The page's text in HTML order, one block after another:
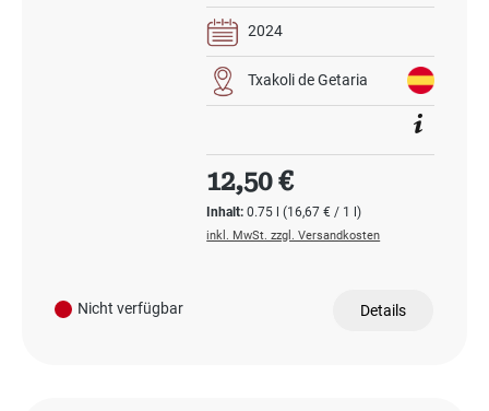
Nicht verfügbar
2024
Txakoli de Getaria
Inhalt:0.75 l(16,67 € / 1 l)
Regulärer Preis:
12,50 €
inkl. MwSt. zzgl. Versandkosten
Details